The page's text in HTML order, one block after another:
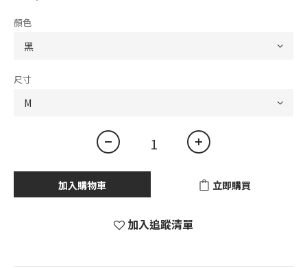
顏色
尺寸
加入購物車 立即購買
加入追蹤清單